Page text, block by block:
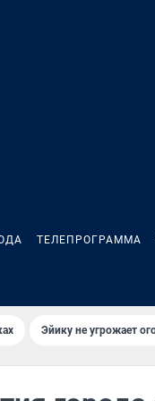
ТЕЛЕПРОГРАММА
Эйику не угрожает